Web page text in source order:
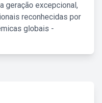
geração excepcional,
reconhecidas por
globais -